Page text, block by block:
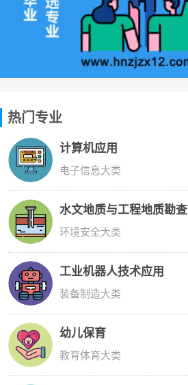
热门专业
计算机应用
电子信息大类
水文地质与工程地质勘查
环境安全大类
工业机器人技术应用
装备制造大类
幼儿保育
教育体育大类